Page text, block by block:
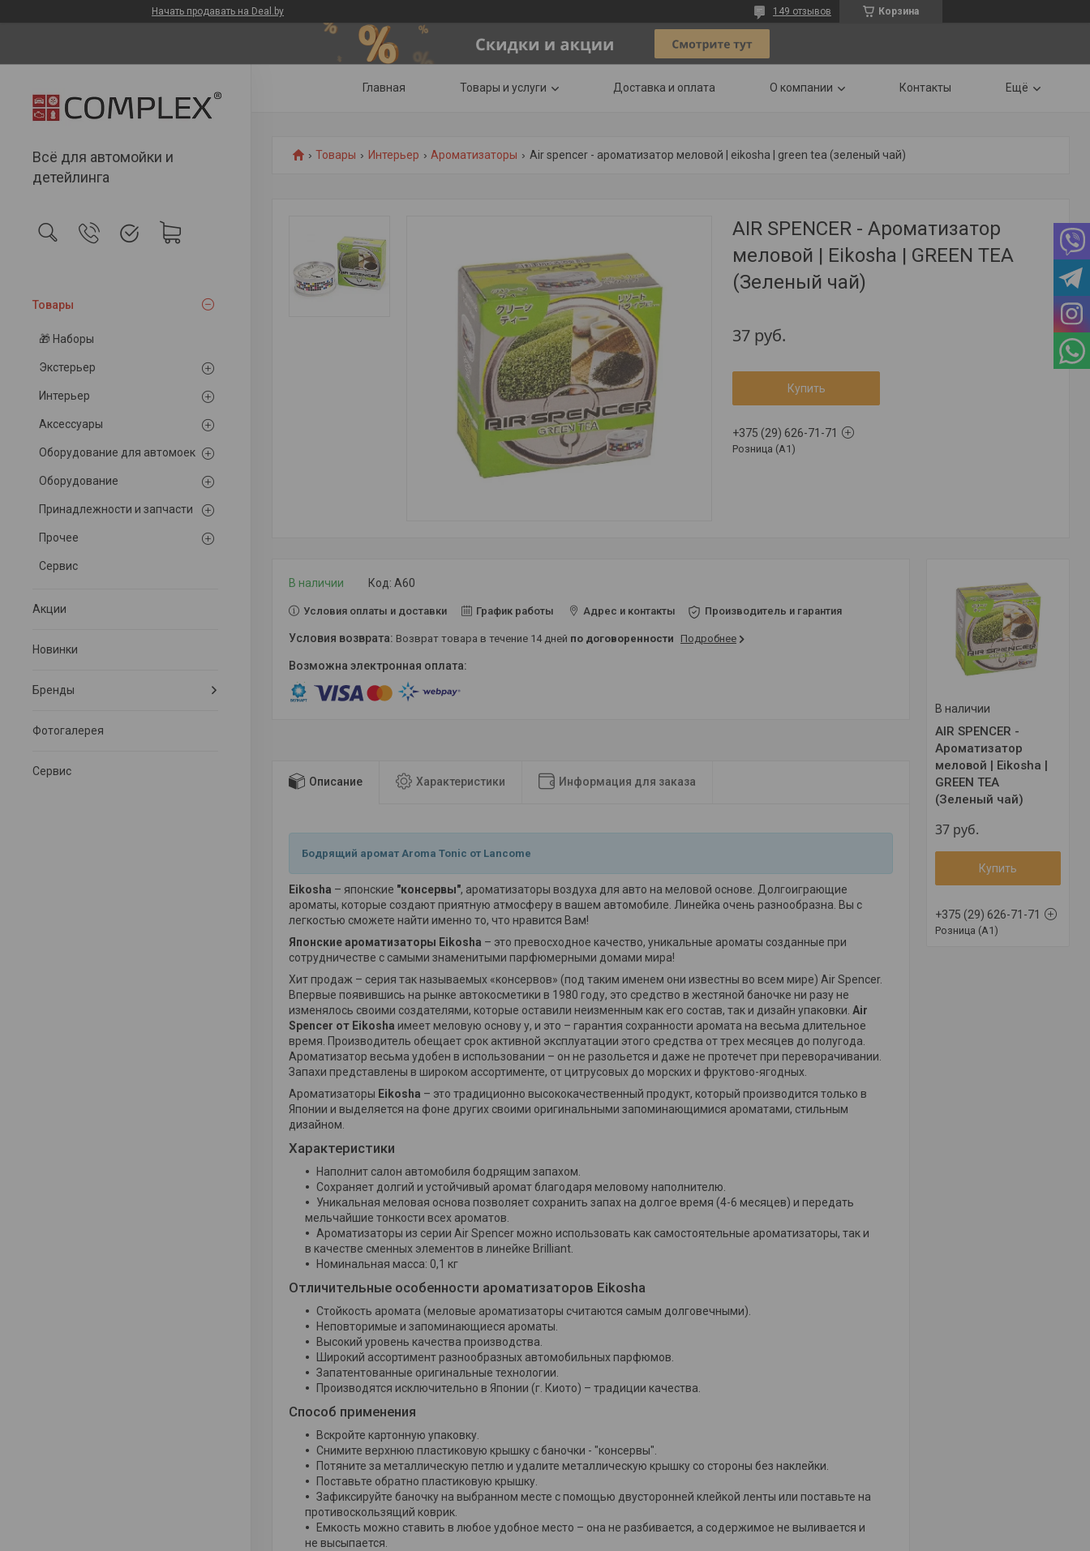
Начать продавать на Deal.by Корзина
149 отзывов
Всё для автомойки и
детейлинга
Товары
🎁 Наборы
Экстерьер
Интерьер
Аксессуары
Оборудование для автомоек
Оборудование
Принадлежности и запчасти
Прочее
Сервис
Акции
Новинки
Бренды
Фотогалерея
Сервис
Главная Товары и услуги Доставка и оплата О компании Контакты Ещё
Товары Интерьер Ароматизаторы Air spencer - ароматизатор меловой | eikosha | green tea (зеленый чай)
AIR SPENCER - Ароматизатор
меловой | Eikosha | GREEN TEA
(Зеленый чай)
37 руб.
Купить
+375 (29) 626-71-71
Розница (A1)
В наличии
AIR SPENCER -
Ароматизатор
меловой | Eikosha |
GREEN TEA
(Зеленый чай)
37 руб.
Купить
+375 (29) 626-71-71
Розница (A1)
В наличии Код: A60
Условия оплаты и доставки График работы Адрес и контакты Производитель и гарантия
возврат товара в течение 14 дней по договоренности Подробнее
Описание Характеристики Информация для заказа
Бодрящий аромат Aroma Tonic от Lancome
Eikosha – японские "консервы", ароматизаторы воздуха для авто на меловой основе. Долгоиграющие
ароматы, которые создают приятную атмосферу в вашем автомобиле. Линейка очень разнообразна. Вы с
легкостью сможете найти именно то, что нравится Вам!
Японские ароматизаторы Eikosha – это превосходное качество, уникальные ароматы созданные при
сотрудничестве с самыми знаменитыми парфюмерными домами мира!
Хит продаж – серия так называемых «консервов» (под таким именем они известны во всем мире) Air Spencer.
Впервые появившись на рынке автокосметики в 1980 году, это средство в жестяной баночке ни разу не
изменялось своими создателями, которые оставили неизменным как его состав, так и дизайн упаковки. Air
Spencer от Eikosha имеет меловую основу у, и это – гарантия сохранности аромата на весьма длительное
время. Производитель обещает срок активной эксплуатации этого средства от трех месяцев до полугода.
Ароматизатор весьма удобен в использовании – он не разольется и даже не протечет при переворачивании.
Запахи представлены в широком ассортименте, от цитрусовых до морских и фруктово-ягодных.
Ароматизаторы Eikosha – это традиционно высококачественный продукт, который производится только в
Японии и выделяется на фоне других своими оригинальными запоминающимися ароматами, стильным
дизайном.
Характеристики
Наполнит салон автомобиля бодрящим запахом.
Сохраняет долгий и устойчивый аромат благодаря меловому наполнителю.
Уникальная меловая основа позволяет сохранить запах на долгое время (4-6 месяцев) и передать
мельчайшие тонкости всех ароматов.
Ароматизаторы из серии Air Spencer можно использовать как самостоятельные ароматизаторы, так и
в качестве сменных элементов в линейке Brilliant.
Номинальная масса: 0,1 кг
Отличительные особенности ароматизаторов Eikosha
Стойкость аромата (меловые ароматизаторы считаются самым долговечными).
Неповторимые и запоминающиеся ароматы.
Высокий уровень качества производства.
Широкий ассортимент разнообразных автомобильных парфюмов.
Запатентованные оригинальные технологии.
Производятся исключительно в Японии (г. Киото) – традиции качества.
Способ применения
Вскройте картонную упаковку.
Снимите верхнюю пластиковую крышку с баночки - "консервы".
Потяните за металлическую петлю и удалите металлическую крышку со стороны без наклейки.
Поставьте обратно пластиковую крышку.
Зафиксируйте баночку на выбранном месте с помощью двусторонней клейкой ленты или поставьте на
противоскользящий коврик.
Емкость можно ставить в любое удобное место – она не разбивается, а содержимое не выливается и
не высыпается.